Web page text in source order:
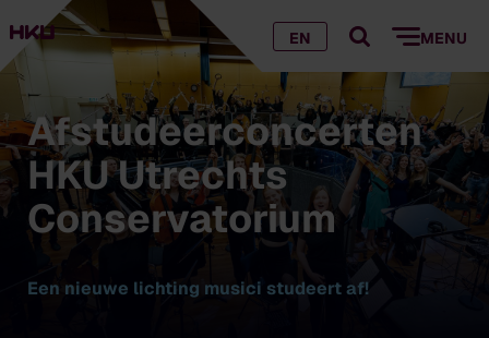
EN MENU
Afstudeerconcerten
HKU Utrechts
Conservatorium
Een nieuwe lichting musici studeert af!